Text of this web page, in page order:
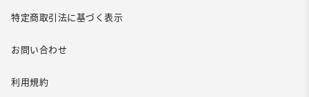
特定商取引法に基づく表示
お問い合わせ
利用規約